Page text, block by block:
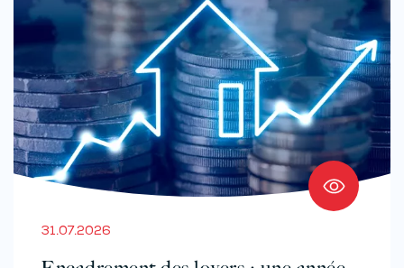
31.07.2026